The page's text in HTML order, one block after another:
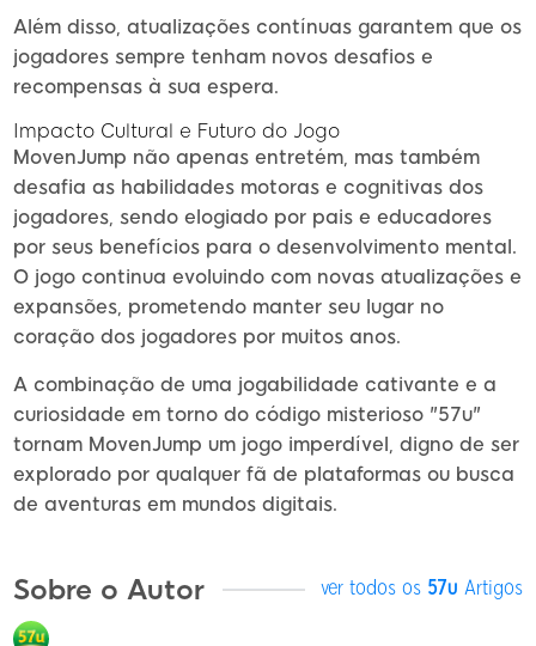
Além disso, atualizações contínuas garantem que os
jogadores sempre tenham novos desafios e
recompensas à sua espera.
Impacto Cultural e Futuro do Jogo
MovenJump não apenas entretém, mas também
desafia as habilidades motoras e cognitivas dos
jogadores, sendo elogiado por pais e educadores
por seus benefícios para o desenvolvimento mental.
O jogo continua evoluindo com novas atualizações e
expansões, prometendo manter seu lugar no
coração dos jogadores por muitos anos.
A combinação de uma jogabilidade cativante e a
curiosidade em torno do código misterioso "57u"
tornam MovenJump um jogo imperdível, digno de ser
explorado por qualquer fã de plataformas ou busca
de aventuras em mundos digitais.
Sobre o Autor ver todos os 57u Artigos